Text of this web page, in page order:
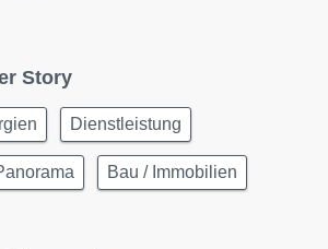
Story
Dienstleistung
Bau / Immobilien